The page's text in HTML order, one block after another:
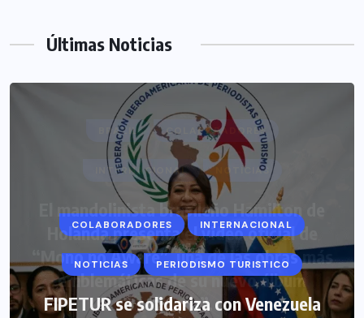
Últimas Noticias
COLABORADORES INTERNACIONAL
NOTICIAS PERIODISMO TURISTICO
FIPETUR se solidariza con Venezuela